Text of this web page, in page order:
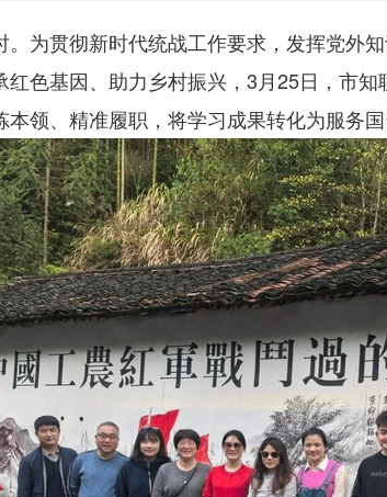
为贯彻新时代统战工作要求，发挥党外
色基因、助力乡村振兴，3月25日，市
领、精准履职，将学习成果转化为服务